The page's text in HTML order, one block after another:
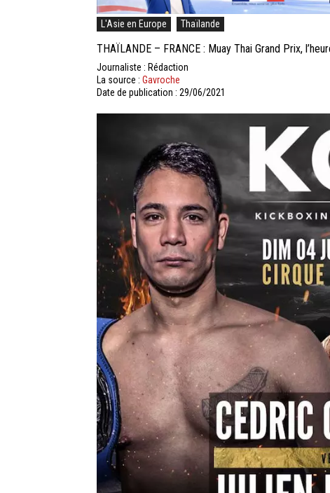
L'Asie en Europe Thaïlande
THAÏLANDE – FRANCE : Muay Thai Grand Prix,
Journaliste : Rédaction
La source : Gavroche
Date de publication : 29/06/2021